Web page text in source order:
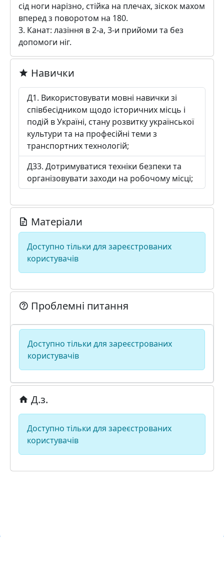
сід ноги нарізно, стійка на плечах, зіскок махом
вперед з поворотом на 180.
3. Канат: лазіння в 2-а, 3-и прийоми та без
допомоги ніг.
Навички
Д1. Використовувати мовні навички зі
співбесідником щодо історичних місць і
подій в Україні, стану розвитку української
культури та на професійні теми з
транспортних технологій;
Д33. Дотримуватися техніки безпеки та
організовувати заходи на робочому місці;
Матеріали
Доступно тільки для зареєстрованих
користувачів
Проблемні питання
Доступно тільки для зареєстрованих
користувачів
Д.з.
Доступно тільки для зареєстрованих
користувачів